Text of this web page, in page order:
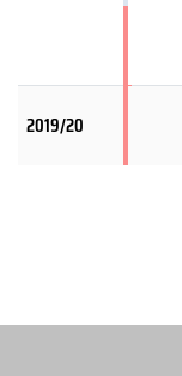
2019/20